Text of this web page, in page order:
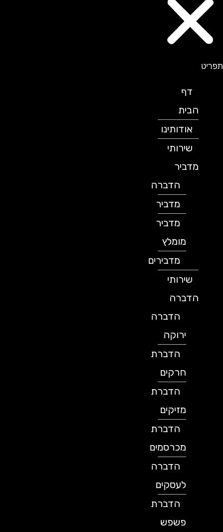
תפריט
דף
הבית
אודותינו
שירותי
מדביר
הדברה
מדביר
מדביר
מומלץ
מדבירים
שירותי
הדברה
הדברה
ירוקה
הדברת
חרקים
הדברת
מזיקים
הדברת
מכרסמים
הדברה
לעסקים
הדברת
פשפש